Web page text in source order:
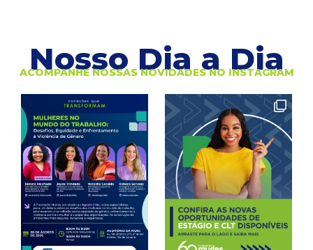
Nosso Dia a Dia
ACOMPANHE NOSSAS NOVIDADES NO INSTAGRAM